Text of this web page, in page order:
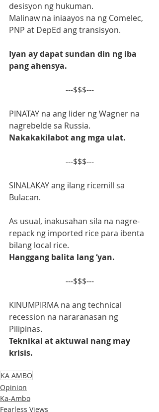
desisyon ng hukuman.
Malinaw na iniaayos na ng Comelec,
PNP at DepEd ang transisyon.
Iyan ay dapat sundan din ng iba
pang ahensya.
---$$$---
PINATAY na ang lider ng Wagner na
nagrebelde sa Russia.
Nakakakilabot ang mga ulat.
---$$$---
SINALAKAY ang ilang ricemill sa
Bulacan.
As usual, inakusahan sila na nagre-
repack ng imported rice para ibenta
bilang local rice.
Hanggang balita lang ‘yan.
---$$$---
KINUMPIRMA na ang technical
recession na nararanasan ng
Pilipinas.
Teknikal at aktuwal nang may
krisis.
KA AMBO
Opinion
Ka-Ambo
Fearless Views